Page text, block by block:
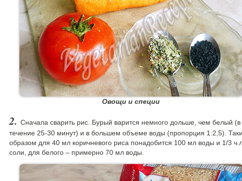
Овощи и специи
Сначала сварить рис. Бурый варится немного дольше, чем белый (в
течение 25-30 минут) и в большем объеме воды (пропорция 1:2,5).
образом для 40 мл коричневого риса понадобится 100 мл воды и 1/3
соли, для белого – примерно 70 мл воды.